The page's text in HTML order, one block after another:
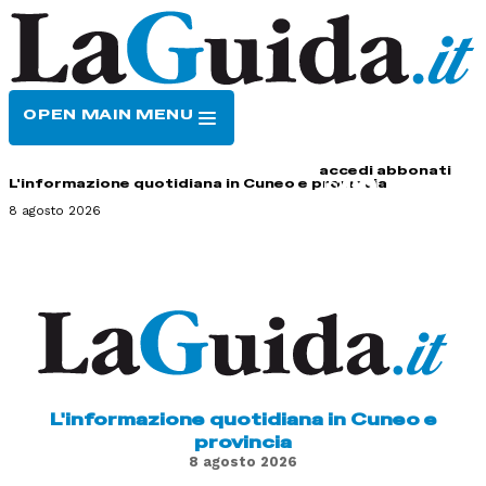
OPEN MAIN MENU
accedi abbonati
L'informazione quotidiana in Cuneo e provincia
8 agosto 2026
L'informazione quotidiana in Cuneo e
provincia
8 agosto 2026